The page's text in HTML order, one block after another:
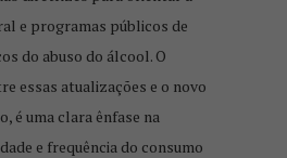
e programas públicos de
do abuso do álcool. O
essas atualizações e o novo
é uma clara ênfase na
e frequência do consumo